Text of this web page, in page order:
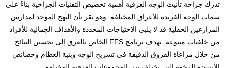
تدرك جراحة تأنيث الوجه العرقية أهمية تخصيص التقنيات الجراحية بناءً على
سمات الوجه الفريدة للأعراق المختلفة. وهو يقر بأن النهج الموحد لمدارس
المزارعين الحقلية قد لا يلبي الاحتياجات المحددة والأهداف الجمالية للأفراد
من خلفيات متنوعة. يهدف برنامج FFS الخاص بالعرق إلى تحسين النتائج
من خلال مراعاة الفروق الدقيقة في تشريح الوجه وبنية العظام وخصائص